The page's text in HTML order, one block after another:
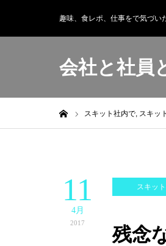
趣味、食レポ、仕事をで気づい
会社と社員
スキット社内で, スキッ
11
4月
2017
スキッ
残念